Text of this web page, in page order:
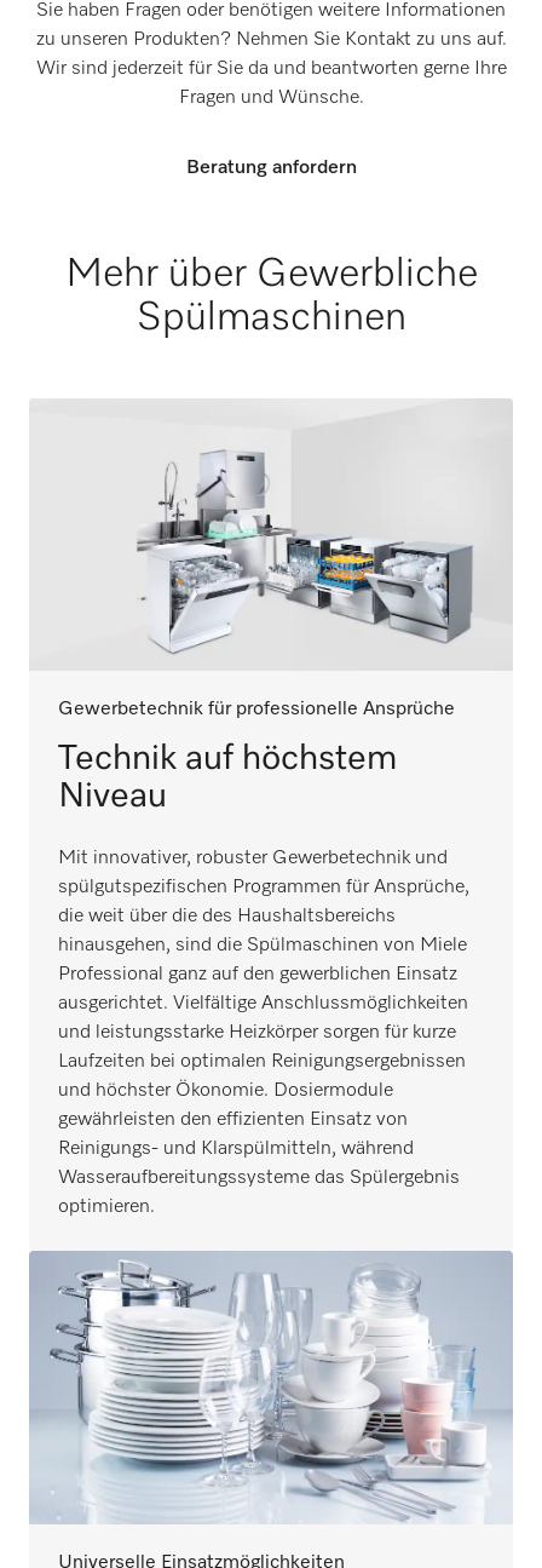
Sie haben Fragen oder benötigen weitere Informationen
zu unseren Produkten? Nehmen Sie Kontakt zu uns auf.
Wir sind jederzeit für Sie da und beantworten gerne Ihre
Fragen und Wünsche.
Beratung anfordern
Mehr über Gewerbliche
Spülmaschinen
Gewerbetechnik für professionelle Ansprüche
Technik auf höchstem
Niveau
Mit innovativer, robuster Gewerbetechnik und
spülgutspezifischen Programmen für Ansprüche,
die weit über die des Haushaltsbereichs
hinausgehen, sind die Spülmaschinen von Miele
Professional ganz auf den gewerblichen Einsatz
ausgerichtet. Vielfältige Anschlussmöglichkeiten
und leistungsstarke Heizkörper sorgen für kurze
Laufzeiten bei optimalen Reinigungsergebnissen
und höchster Ökonomie. Dosiermodule
gewährleisten den effizienten Einsatz von
Reinigungs- und Klarspülmitteln, während
Wasseraufbereitungssysteme das Spülergebnis
optimieren.
Universelle Einsatzmöglichkeiten